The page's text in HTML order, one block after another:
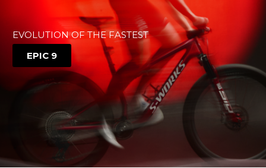
EVOLUTION OF THE FASTEST
EPIC 9